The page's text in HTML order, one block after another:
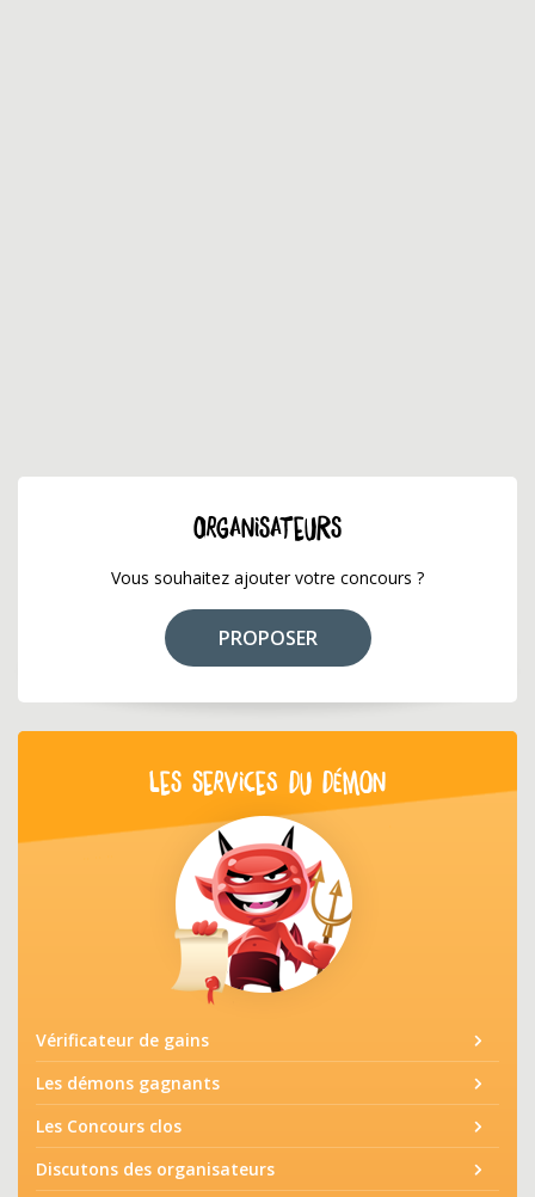
ORGANISATEURS
Vous souhaitez ajouter votre concours ?
PROPOSER
LES SERVICES DU DÉMON
Vérificateur de gains
Les démons gagnants
Les Concours clos
Discutons des organisateurs